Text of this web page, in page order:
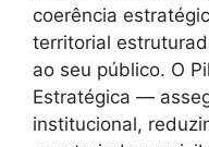
coerência
territorial
ao seu público. O
Estratégica —
institucional,